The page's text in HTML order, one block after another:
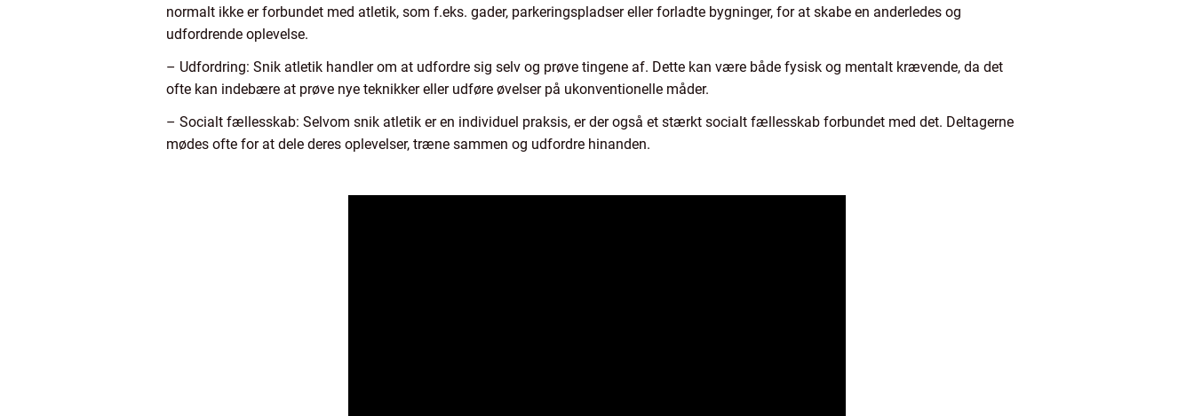
normalt ikke er forbundet med atletik, som f.eks. gader, parkeringspladser eller forladte bygninger, for at skabe en anderledes og
udfordrende oplevelse.
– Udfordring: Snik atletik handler om at udfordre sig selv og prøve tingene af. Dette kan være både fysisk og mentalt krævende, da det
ofte kan indebære at prøve nye teknikker eller udføre øvelser på ukonventionelle måder.
– Socialt fællesskab: Selvom snik atletik er en individuel praksis, er der også et stærkt socialt fællesskab forbundet med det. Deltagerne
mødes ofte for at dele deres oplevelser, træne sammen og udfordre hinanden.